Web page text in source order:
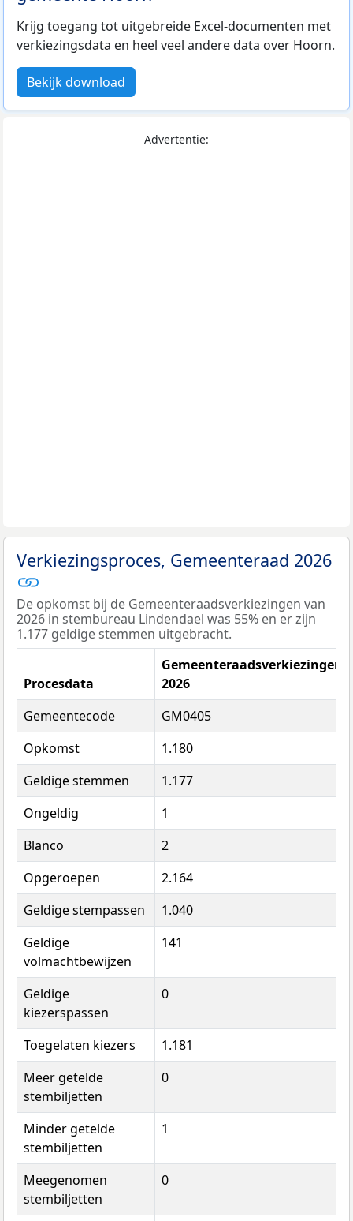
Krijg toegang tot uitgebreide Excel-documenten met
verkiezingsdata en heel veel andere data over Hoorn.
Bekijk download
Advertentie:
Verkiezingsproces, Gemeenteraad 2026
De opkomst bij de Gemeenteraadsverkiezingen van
2026 in stembureau Lindendael was 55% en er zijn
1.177 geldige stemmen uitgebracht.
Procesdata
Gemeenteraadsverkiezingen
2026
Gemeentecode
GM0405
Opkomst
1.180
Geldige stemmen
1.177
Ongeldig
1
Blanco
2
Opgeroepen
2.164
Geldige stempassen
1.040
Geldige
volmachtbewijzen
141
Geldige
kiezerspassen
0
Toegelaten kiezers
1.181
Meer getelde
stembiljetten
0
Minder getelde
stembiljetten
1
Meegenomen
stembiljetten
0